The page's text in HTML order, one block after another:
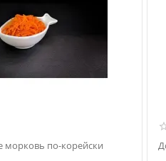
по-корейски